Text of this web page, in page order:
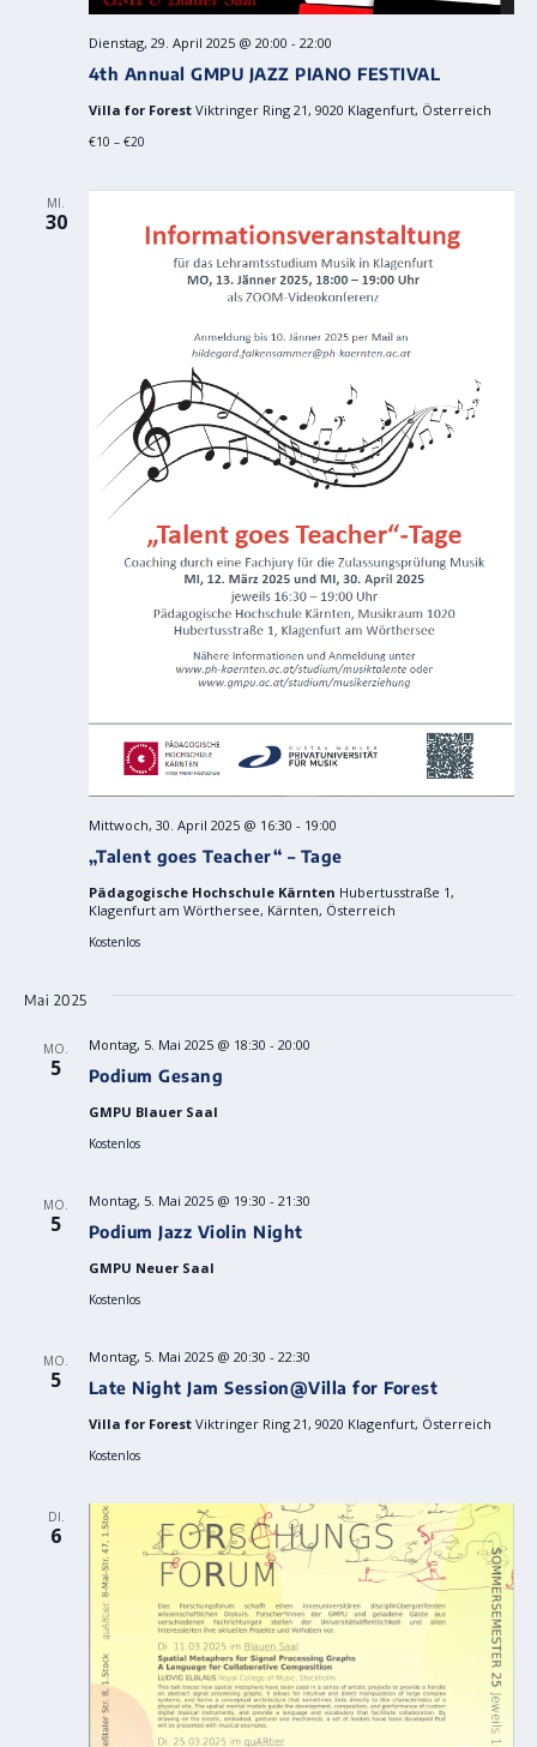
4th Annual GMPU JAZZ PIANO FESTIVAL
Dienstag, 29. April 2025 @ 20:00 - 22:00
Villa for Forest Viktringer Ring 21, 9020 Klagenfurt, Österreich
€10 – €20
MI.
30
„Talent goes Teacher“ – Tage
Mittwoch, 30. April 2025 @ 16:30 - 19:00
Pädagogische Hochschule Kärnten Hubertusstraße 1,
Klagenfurt am Wörthersee, Kärnten, Österreich
Kostenlos
Mai 2025
MO.
5 Podium Gesang
Montag, 5. Mai 2025 @ 18:30 - 20:00
GMPU Blauer Saal
Kostenlos
MO.
5 Podium Jazz Violin Night
Montag, 5. Mai 2025 @ 19:30 - 21:30
GMPU Neuer Saal
Kostenlos
MO.
5 Late Night Jam Session@Villa for Forest
Montag, 5. Mai 2025 @ 20:30 - 22:30
Villa for Forest Viktringer Ring 21, 9020 Klagenfurt, Österreich
Kostenlos
DI.
6